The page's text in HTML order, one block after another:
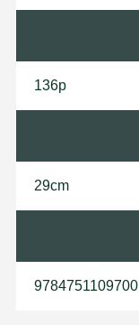
136p
29cm
9784751109700